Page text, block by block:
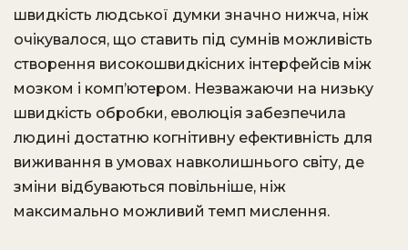
швидкість людської думки значно нижча, ніж
очікувалося, що ставить під сумнів можливість
створення високошвидкісних інтерфейсів між
мозком і комп’ютером. Незважаючи на низьку
швидкість обробки, еволюція забезпечила
людині достатню когнітивну ефективність для
виживання в умовах навколишнього світу, де
зміни відбуваються повільніше, ніж
максимально можливий темп мислення.